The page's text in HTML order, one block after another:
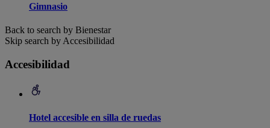
Gimnasio
Back to search by Bienestar
Skip search by Accesibilidad
Accesibilidad
Hotel accesible en silla de ruedas